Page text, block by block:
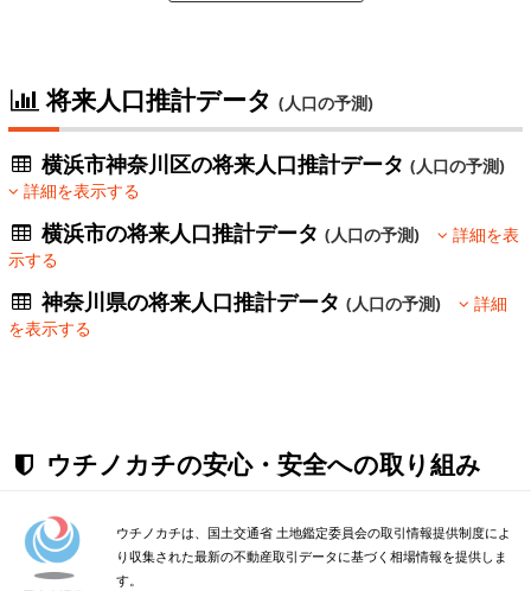
将来人口推計データ (人口の予測)
横浜市神奈川区の将来人口推計データ(人口の予測)
詳細を表示する
横浜市の将来人口推計データ(人口の予測)
詳細を表
示する
神奈川県の将来人口推計データ(人口の予測)
詳細
を表示する
ウチノカチの安心・安全への取り組み
ウチノカチは、国土交通省 土地鑑定委員会の取引情報提供制度によ
り収集された最新の不動産取引データに基づく相場情報を提供しま
す。